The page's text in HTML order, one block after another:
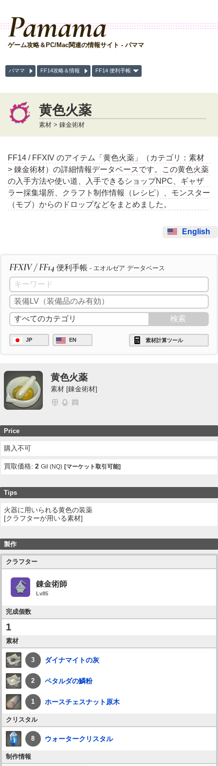
Pamama
ゲーム攻略＆PC/Mac関連の情報サイト - パママ
パママ FF14攻略＆情報 FF14 便利手帳
黄色火薬
素材 > 錬金術材
FF14 / FFXIV のアイテム「黄色火薬」（カテゴリ：素材
> 錬金術材）の詳細情報データベースです。この黄色火薬
の入手方法や使い道、入手できるショップNPC、ギャザ
ラー採集場所、クラフト制作情報（レシピ）、モンスター
（モブ）からのドロップなどをまとめました。
English
FFXIV / FF14 便利手帳 - エオルゼア データベース
JP EN 素材計算ツール
黄色火薬
素材 [錬金術材]
Price
購入不可
買取価格:2 Gil (NQ) [マーケット取引可能]
Tips
火器に用いられる黄色の装薬
[クラフターが用いる素材]
製作
クラフター
錬金術師
Lv85
完成個数
1
素材
3 ダイナマイトの灰
2 ペタルダの鱗粉
1 ホースチェスナット原木
クリスタル
8 ウォータークリスタル
制作情報